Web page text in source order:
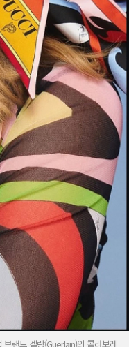
랜드 겔랑(Guerlain)의 콜라보레